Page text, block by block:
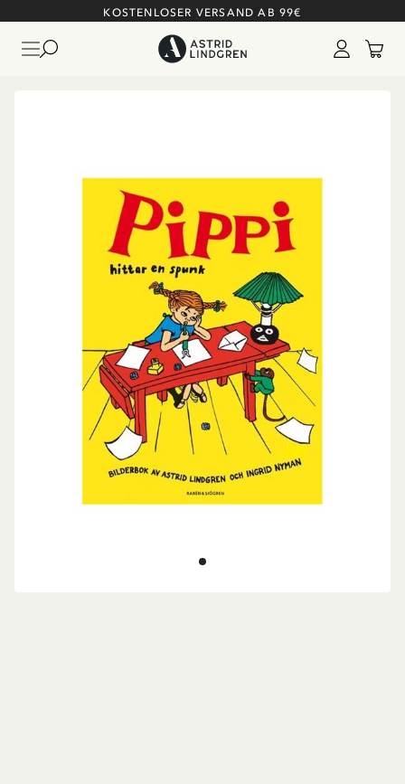
KOSTENLOSER VERSAND AB 99€